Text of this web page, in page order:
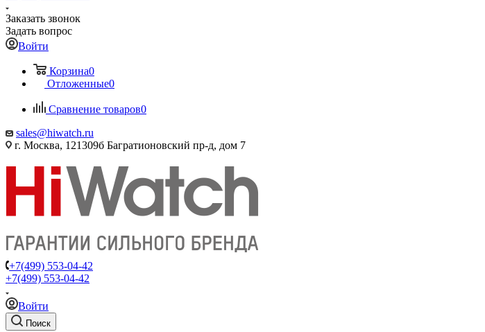
Заказать звонок
Задать вопрос
Войти
Корзина0
Отложенные0
Сравнение товаров0
sales@hiwatch.ru
г. Москва, 121309б Багратионовский пр-д, дом 7
+7(499) 553-04-42
+7(499) 553-04-42
Войти
Поиск